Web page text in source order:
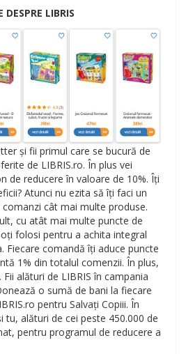
DESPRE LIBRIS
și fii primul care se bucură de
de LIBRIS.ro. În plus vei
de reducere în valoare de 10%. Îți
Atunci nu ezita să îți faci un
cât mai multe produse.
cu atât mai multe puncte de
folosi pentru a achita integral
Fiecare comandă îți aduce puncte
1% din totalul comenzii. În plus,
alături de LIBRIS în campania
o sumă de bani la fiecare
pentru Salvați Copiii. În
tu, alături de cei peste 450.000 de
pentru programul de reducere a